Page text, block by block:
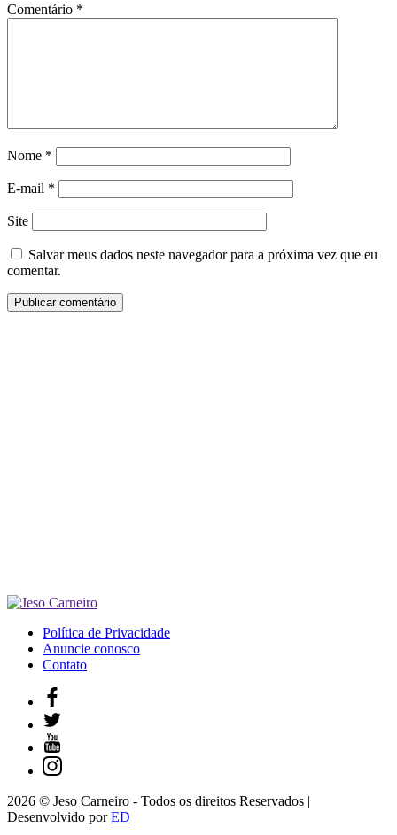
Comentário *
Nome *
E-mail *
Site
Salvar meus dados neste navegador para a próxima vez que eu
comentar.
Política de Privacidade
Anuncie conosco
Contato
2026 © Jeso Carneiro - Todos os direitos Reservados |
Desenvolvido porED